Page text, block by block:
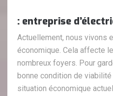
: entreprise
Actuellement, nous vivons
économique. Cela affecte
nombreux foyers. Pour
bonne condition de
situation économique